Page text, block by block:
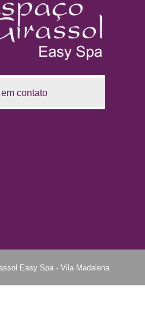
contato
Easy Spa - Vila Madalena